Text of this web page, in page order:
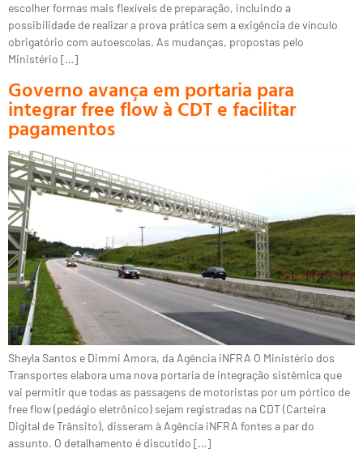
escolher formas mais flexíveis de preparação, incluindo a
possibilidade de realizar a prova prática sem a exigência de vínculo
obrigatório com autoescolas. As mudanças, propostas pelo
Ministério […]
Governo avança em portaria para
integrar free flow à CDT e facilitar
pagamentos
Sheyla Santos e Dimmi Amora, da Agência iNFRA O Ministério dos
Transportes elabora uma nova portaria de integração sistêmica que
vai permitir que todas as passagens de motoristas por um pórtico de
free flow (pedágio eletrônico) sejam registradas na CDT (Carteira
Digital de Trânsito), disseram à Agência iNFRA fontes a par do
assunto. O detalhamento é discutido […]